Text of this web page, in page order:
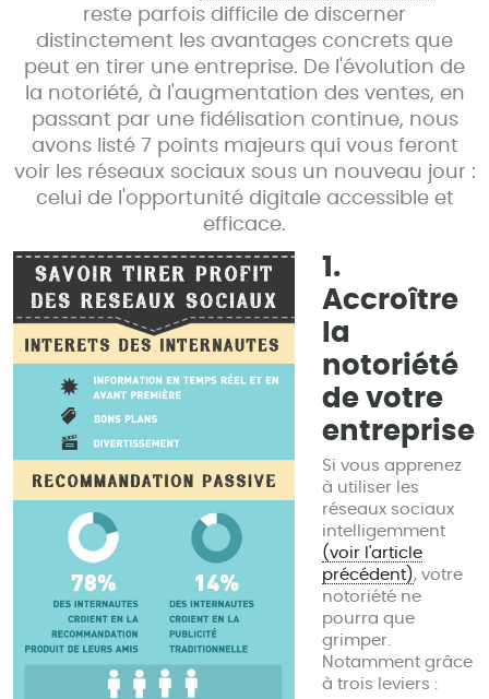
reste parfois difficile de discerner
distinctement les avantages concrets que
peut en tirer une entreprise. De l'évolution de
la notoriété, à l'augmentation des ventes, en
passant par une fidélisation continue, nous
avons listé 7 points majeurs qui vous feront
voir les réseaux sociaux sous un nouveau jour :
celui de l'opportunité digitale accessible et
efficace.
1.
Accroître
la
notoriété
de votre
entreprise
Si vous apprenez
à utiliser les
réseaux sociaux
intelligemment
(voir l'article
précédent), votre
notoriété ne
pourra que
grimper.
Notamment grâce
à trois leviers :